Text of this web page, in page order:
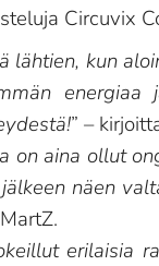
Circuvix
lähtien, kun
energiaa
” –
on aina ollut
näen
erilaisia